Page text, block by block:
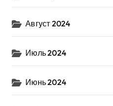
Август 2024
Июль 2024
Июнь 2024